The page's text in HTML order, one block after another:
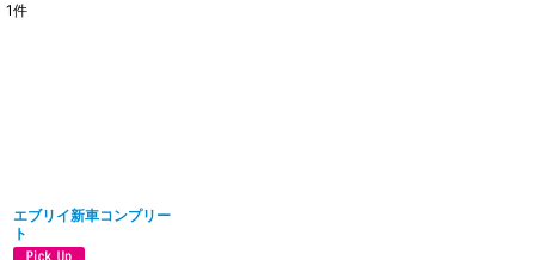
1件
エブリイ新車コンプリー
ト